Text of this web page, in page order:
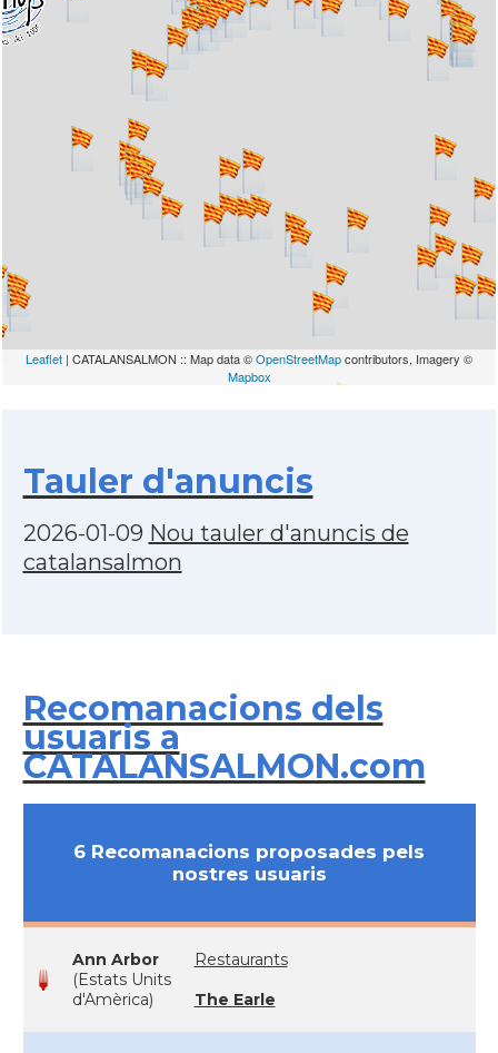
Leaflet | CATALANSALMON :: Map data ©OpenStreetMapcontributors, Imagery ©
Mapbox
Tauler d'anuncis
2026-01-09 Nou tauler d'anuncis de
catalansalmon
Recomanacions dels
usuaris a
CATALANSALMON.com
6 Recomanacions proposades pels
nostres usuaris
Ann Arbor
(Estats Units
d'Amèrica)
Restaurants
The Earle